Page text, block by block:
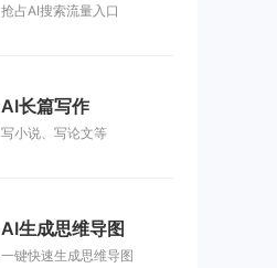
抢占AI搜索流量入口
AI长篇写作
写小说、写论文等
AI生成思维导图
一键快速生成思维导图